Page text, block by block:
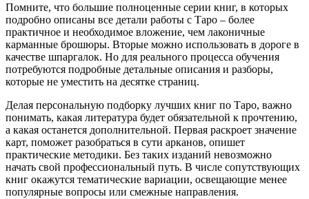
Помните, что большие полноценные серии книг, в которых
подробно описаны все детали работы с Таро – более
практичное и необходимое вложение, чем лаконичные
карманные брошюры. Вторые можно использовать в дороге в
качестве шпаргалок. Но для реального процесса обучения
потребуются подробные детальные описания и разборы,
которые не уместить на десятке страниц.
Делая персональную подборку лучших книг по Таро, важно
понимать, какая литература будет обязательной к прочтению,
а какая останется дополнительной. Первая раскроет значение
карт, поможет разобраться в сути арканов, опишет
практические методики. Без таких изданий невозможно
начать свой профессиональный путь. В числе сопутствующих
книг окажутся тематические вариации, освещающие менее
популярные вопросы или смежные направления.